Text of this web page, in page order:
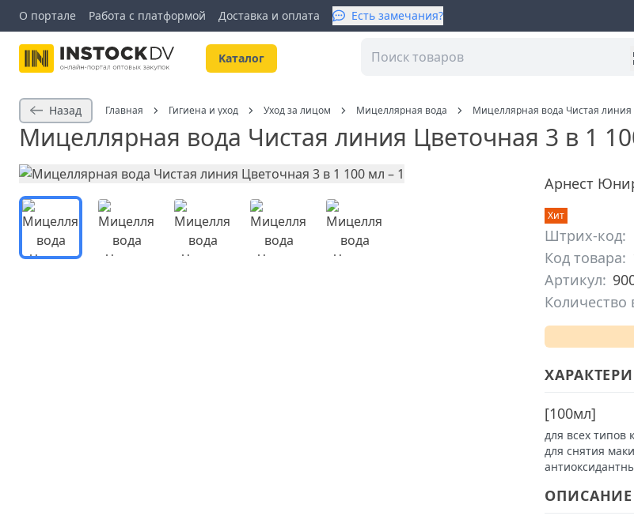
О портале Работа с платформой Доставка и оплата Есть замечания?
Kаталог
Назад Главная Гигиена и уход Уход за лицом Мицеллярная вода Мицеллярная вода Чистая линия
Мицеллярная вода Чистая линия Цветочная 3 в 1
Арнест
Хит
Штрих-код:
Код товара:
Артикул:
Количество
[100мл]
для всех типов
для снятия
ОПИСАНИЕ